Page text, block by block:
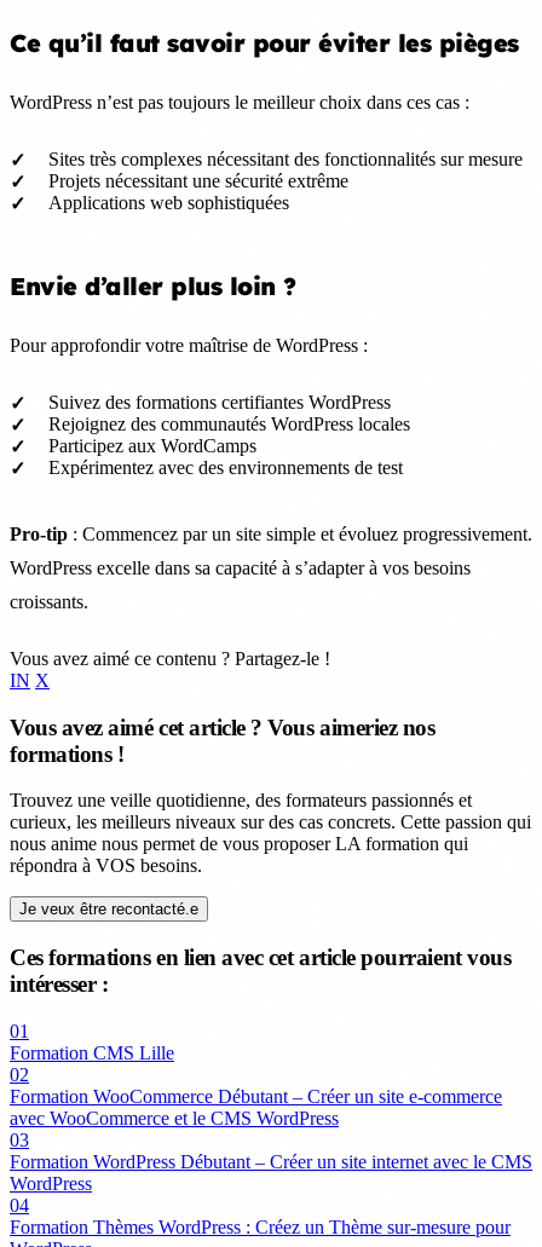
Ce qu’il faut savoir pour éviter les pièges
WordPress n’est pas toujours le meilleur choix dans ces cas :
Sites très complexes nécessitant des fonctionnalités sur mesure
Projets nécessitant une sécurité extrême
Applications web sophistiquées
Envie d’aller plus loin ?
Pour approfondir votre maîtrise de WordPress :
Suivez des formations certifiantes WordPress
Rejoignez des communautés WordPress locales
Participez aux WordCamps
Expérimentez avec des environnements de test
Pro-tip : Commencez par un site simple et évoluez progressivement.
WordPress excelle dans sa capacité à s’adapter à vos besoins
croissants.
Vous avez aimé ce contenu ? Partagez-le !
IN X
Vous avez aimé cet article ? Vous aimeriez nos
formations !
Trouvez une veille quotidienne, des formateurs passionnés et
curieux, les meilleurs niveaux sur des cas concrets. Cette passion qui
nous anime nous permet de vous proposer LA formation qui
répondra à VOS besoins.
Je veux être recontacté.e
Ces formations en lien avec cet article pourraient vous
intéresser :
01
Formation CMS Lille
02
Formation WooCommerce Débutant – Créer un site e-commerce
avec WooCommerce et le CMS WordPress
03
Formation WordPress Débutant – Créer un site internet avec le CMS
WordPress
04
Formation Thèmes WordPress : Créez un Thème sur-mesure pour